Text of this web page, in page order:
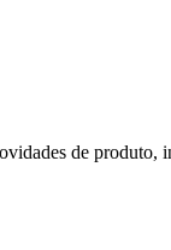
de produto,